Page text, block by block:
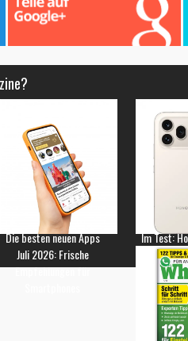
Die besten neuen Apps
Juli 2026: Frische
Empfehlungen für
Im Test: